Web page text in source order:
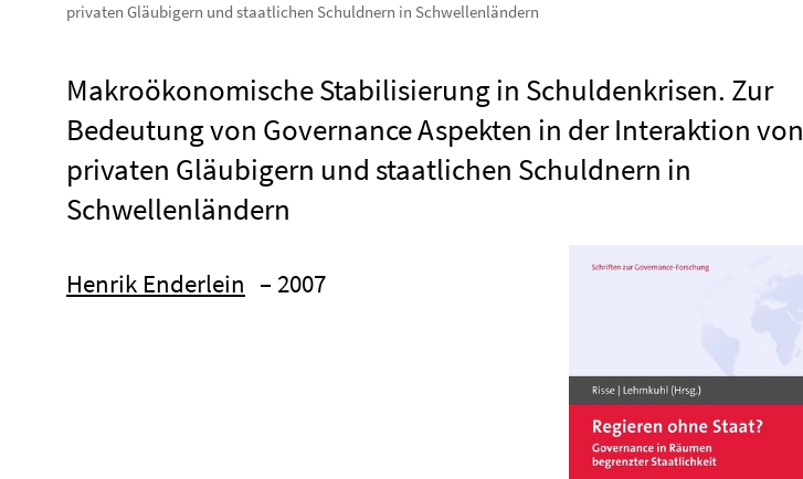
privaten Gläubigern und staatlichen Schuldnern in Schwellenländern
Makroökonomische Stabilisierung in Schuldenkrisen. Zur
Bedeutung von Governance Aspekten in der Interaktion von
privaten Gläubigern und staatlichen Schuldnern in
Schwellenländern
Henrik Enderlein – 2007